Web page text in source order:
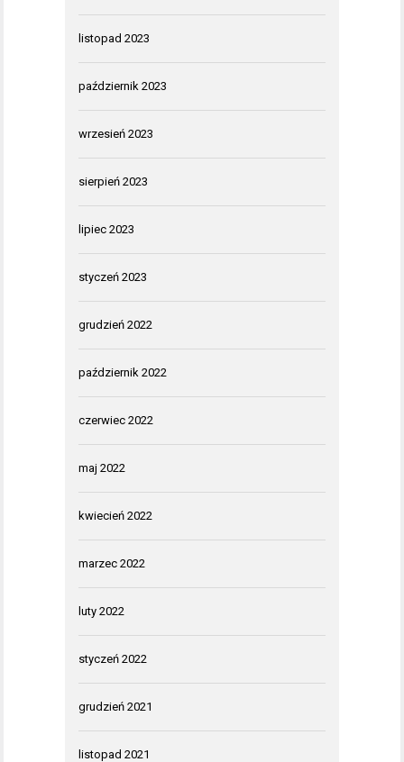
listopad 2023
październik 2023
wrzesień 2023
sierpień 2023
lipiec 2023
styczeń 2023
grudzień 2022
październik 2022
czerwiec 2022
maj 2022
kwiecień 2022
marzec 2022
luty 2022
styczeń 2022
grudzień 2021
listopad 2021